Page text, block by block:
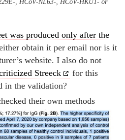
, HCoV-NL63-, HCoV-HKU1- or
was produced only after the
obtain it per email nor is it
website. I also do not
Streeck
for this
in the validation?
their own methods